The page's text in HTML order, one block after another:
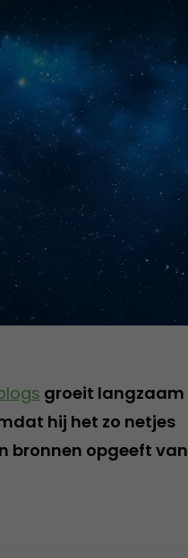
groeit langzaam
hij het zo netjes
bronnen opgeeft van